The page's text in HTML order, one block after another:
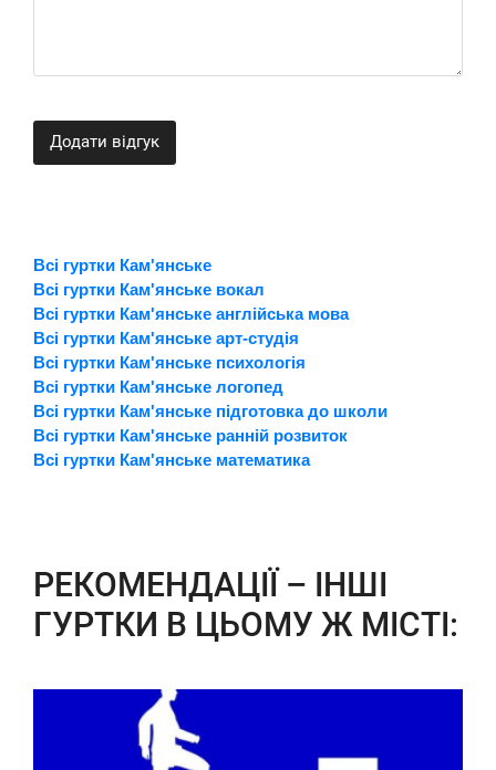
Додати відгук
Всі гуртки Кам'янське
Всі гуртки Кам'янське вокал
Всі гуртки Кам'янське англійська мова
Всі гуртки Кам'янське арт-студія
Всі гуртки Кам'янське психологія
Всі гуртки Кам'янське логопед
Всі гуртки Кам'янське підготовка до школи
Всі гуртки Кам'янське ранній розвиток
Всі гуртки Кам'янське математика
РЕКОМЕНДАЦІЇ – ІНШІ
ГУРТКИ В ЦЬОМУ Ж МІСТІ: